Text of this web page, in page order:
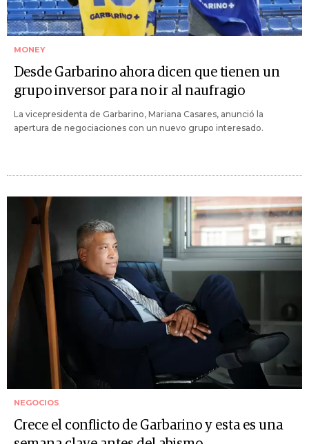
MONEY
Desde Garbarino ahora dicen que tienen un
grupo inversor para no ir al naufragio
La vicepresidenta de Garbarino, Mariana Casares, anunció la
apertura de negociaciones con un nuevo grupo interesado.
NEGOCIOS
Crece el conflicto de Garbarino y esta es una